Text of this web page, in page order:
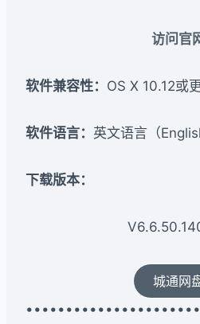
访问官
软件兼容性： OS X 10.12或
软件语言： 英文语言（
下载版本：​
城通网